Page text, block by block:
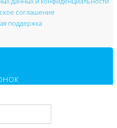
соглашение
поддержка